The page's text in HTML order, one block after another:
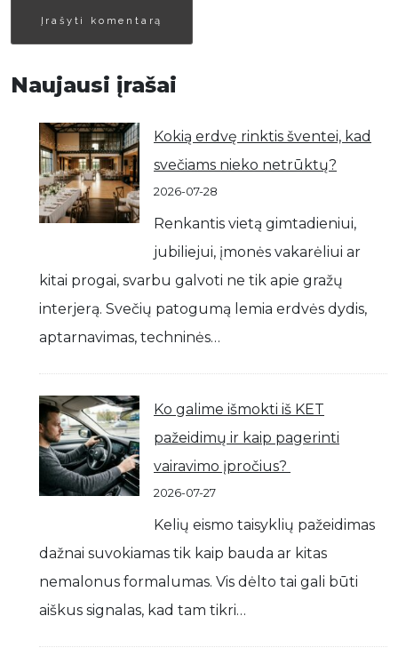
Naujausi įrašai
Kokią erdvę rinktis šventei, kad
svečiams nieko netrūktų?
2026-07-28
Renkantis vietą gimtadieniui,
jubiliejui, įmonės vakarėliui ar
kitai progai, svarbu galvoti ne tik apie gražų
interjerą. Svečių patogumą lemia erdvės dydis,
aptarnavimas, techninės…
Ko galime išmokti iš KET
pažeidimų ir kaip pagerinti
vairavimo įpročius?
2026-07-27
Kelių eismo taisyklių pažeidimas
dažnai suvokiamas tik kaip bauda ar kitas
nemalonus formalumas. Vis dėlto tai gali būti
aiškus signalas, kad tam tikri…